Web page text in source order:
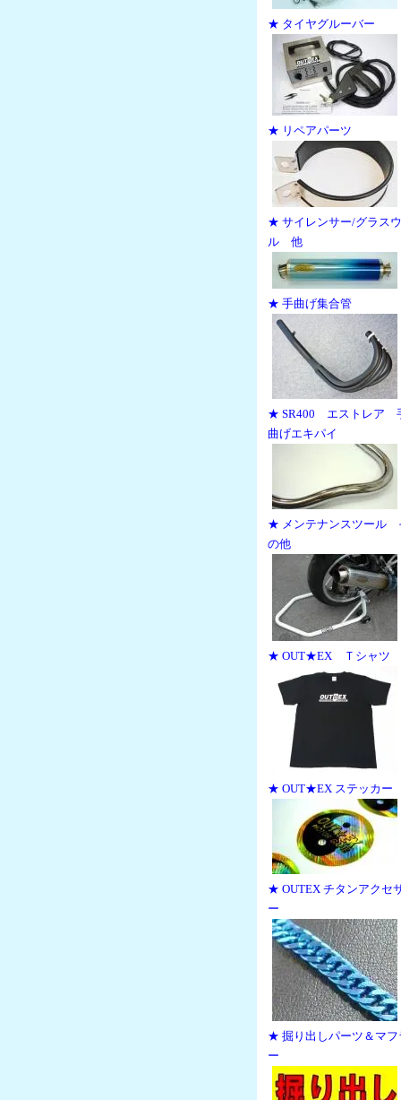
★ タイヤグルーバー
★ リペアパーツ
★ サイレンサー/グラス
ル 他
★ 手曲げ集合管
★ SR400 エストレア
曲げエキパイ
★ メンテナンスツール
の他
★ OUT★EX Ｔシャツ
★ OUT★EX ステッカー
★ OUTEX チタンアクセ
ー
★ 掘り出しパーツ＆マフ
ー